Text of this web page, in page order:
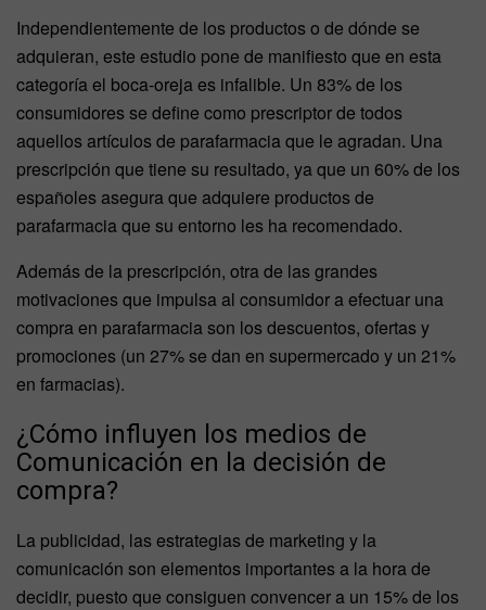
Independientemente de los productos o de dónde se
adquieran, este estudio pone de manifiesto que en esta
categoría el boca-oreja es infalible. Un 83% de los
consumidores se define como prescriptor de todos
aquellos artículos de parafarmacia que le agradan. Una
prescripción que tiene su resultado, ya que un 60% de los
españoles asegura que adquiere productos de
parafarmacia que su entorno les ha recomendado.
Además de la prescripción, otra de las grandes
motivaciones que impulsa al consumidor a efectuar una
compra en parafarmacia son los descuentos, ofertas y
promociones (un 27% se dan en supermercado y un 21%
en farmacias).
¿Cómo influyen los medios de
Comunicación en la decisión de
compra?
La publicidad, las estrategias de marketing y la
comunicación son elementos importantes a la hora de
decidir, puesto que consiguen convencer a un 15% de los